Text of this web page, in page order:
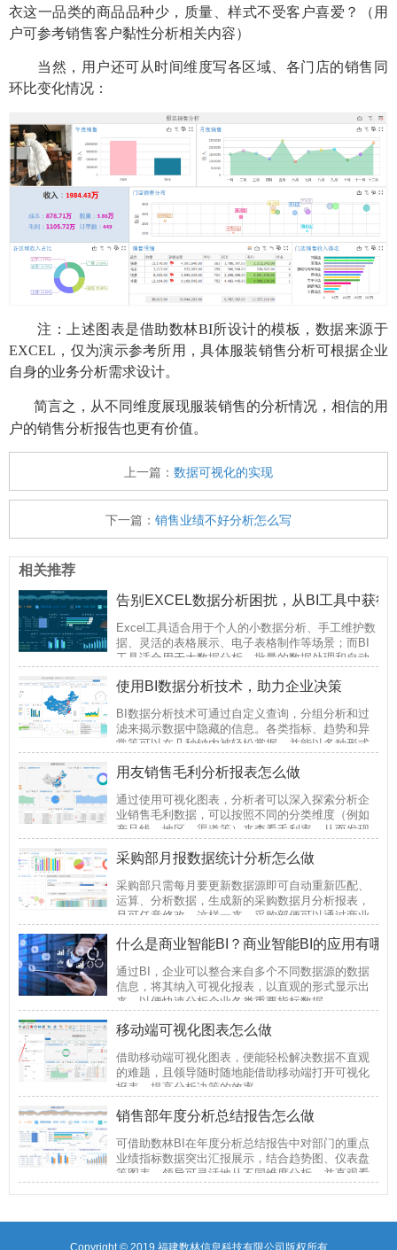
衣这一品类的商品品种少，质量、样式不受客户喜爱？（用
户可参考销售客户黏性分析相关内容）
当然，用户还可从时间维度写各区域、各门店的销售同
环比变化情况：
注：上述图表是借助数林BI所设计的模板，数据来源于
EXCEL，仅为演示参考所用，具体服装销售分析可根据企业
自身的业务分析需求设计。
简言之，从不同维度展现服装销售的分析情况，相信的用
户的销售分析报告也更有价值。
上一篇： 数据可视化的实现
下一篇： 销售业绩不好分析怎么写
相关推荐
告别EXCEL数据分析困扰，从BI工具中获得
Excel工具适合用于个人的小数据分析、手工维护数
据、灵活的表格展示、电子表格制作等场景；而BI
工具适合用于大数据分析、批量的数据处理和自动
场景。
使用BI数据分析技术，助力企业决策
BI数据分析技术可通过自定义查询，分组分析和过
滤来揭示数据中隐藏的信息。各类指标、趋势和异
常等可以在几秒钟内被轻松掌握，并能以多种形式
解。这将使企业能够快速获取关键性数据洞察并迅
用友销售毛利分析报表怎么做
通过使用可视化图表，分析者可以深入探索分析企
业销售毛利数据，可以按照不同的分类维度（例如
产品线、地区、渠道等）来查看毛利率，从而发现
售策略等。
采购部月报数据统计分析怎么做
采购部只需每月要更新数据源即可自动重新匹配、
运算、分析数据，生成新的采购数据月分析报表，
且可任意修改。这样一来，采购部便可以通过商业
出来，并可以借助BI将他们之前很多想实现却未能
数据。
什么是商业智能BI？商业智能BI的应用有哪
通过BI，企业可以整合来自多个不同数据源的数据
信息，将其纳入可视化报表，以直观的形式显示出
来，以便快速分析企业各类重要指标数据。
移动端可视化图表怎么做
借助移动端可视化图表，便能轻松解决数据不直观
的难题，且领导随时随地能借助移动端打开可视化
报表，提高分析决策的效率。
销售部年度分析总结报告怎么做
可借助数林BI在年度分析总结报告中对部门的重点
业绩指标数据突出汇报展示，结合趋势图、仪表盘
等图表，领导可灵活地从不同维度分析，并直观看
Copyright © 2019 福建数林信息科技有限公司 版权所有